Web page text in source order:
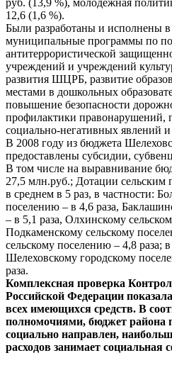
12,6 (1,6 %).
Были разработаны и исполнены
муниципальные программы по
антитеррористической
учреждений и учреждений
развития ШЦРБ, развитие
местами в дошкольных
повышение безопасности
профилактики правонарушений,
социально-негативных явлений и
В 2008 году из бюджета
предоставлены субсидии,
В том числе на выравнивание
27,5 млн.руб.; Дотации
в среднем в 5 раз, в частности:
поселению – в 4,6 раза,
– в 5,1 раза, Олхинскому
Подкаменскому сельскому
сельскому поселению – 4,8 раза;
Шелеховскому городскому
раза.
Комплексная проверка
Российской Федерации
всех имеющихся средств. В
полномочиями, бюджет района
социально направлен,
расходов занимает социальная